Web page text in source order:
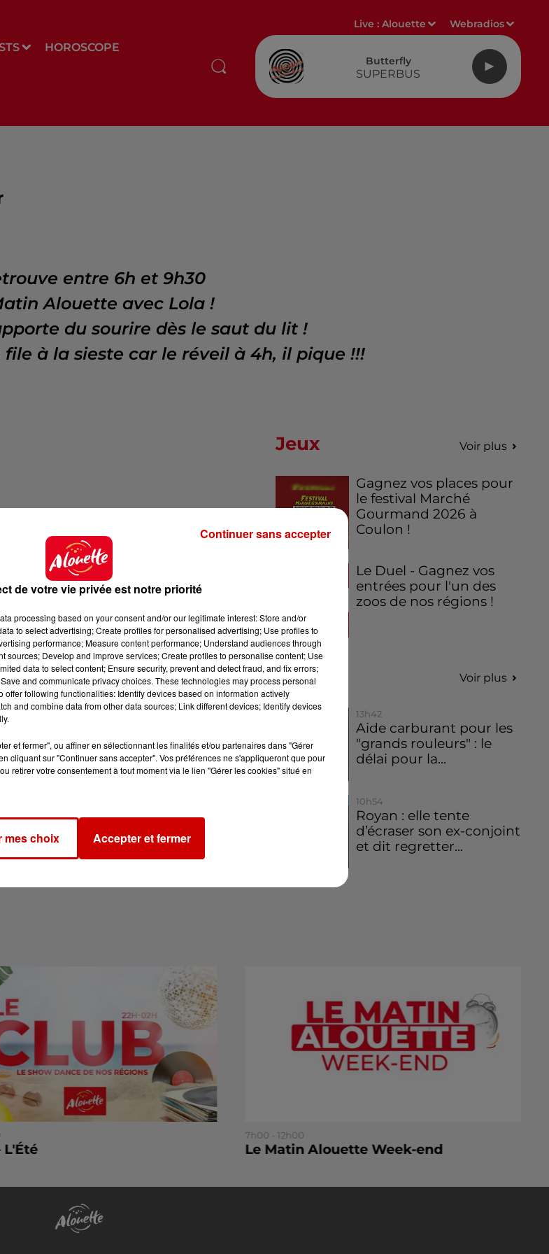
HOROSCOPE
Live :Alouette Webradios
Butterfly
SUPERBUS
entre 6h et 9h30
Alouette avec Lola !
du sourire dès le saut du lit !
file à la sieste car le réveil à 4h, il pique !!!
! Infos, jeux, idées de sorties, coups de
Jeux Voir plus
Gagnez vos places pour
le festival Marché
Gourmand 2026 à
Coulon !
Le Duel - Gagnez vos
entrées pour l'un des
zoos de nos régions !
Infos Voir plus
13h42
Aide carburant pour les
"grands rouleurs" : le
délai pour la...
10h54
Royan : elle tente
d’écraser son ex-conjoint
et dit regretter...
L'Été
7h00 - 12h00
Le Matin Alouette Week-end
de votre vie privée est notre priorité
processing based on your consent and/or our legitimate interest: Store and/or
to select advertising; Create profiles for personalised advertising; Use profiles to
performance; Measure content performance; Understand audiences through
sources; Develop and improve services; Create profiles to personalise content; Use
data to select content; Ensure security, prevent and detect fraud, and fix errors;
and communicate privacy choices. These technologies may process personal
offer following functionalities: Identify devices based on information actively
and combine data from other data sources; Link different devices; Identify devices
et fermer", ou affiner en sélectionnant les finalités et/ou partenaires dans "Gérer
cliquant sur "Continuer sans accepter". Vos préférences ne s'appliqueront que pour
retirer votre consentement à tout moment via le lien "Gérer les cookies" situé en
mes choix Accepter et fermer
Continuer sans accepter